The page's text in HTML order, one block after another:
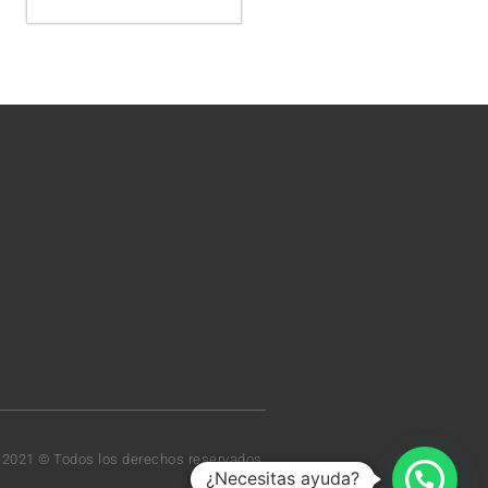
© Todos los derechos reservados.
¿Necesitas ayuda?